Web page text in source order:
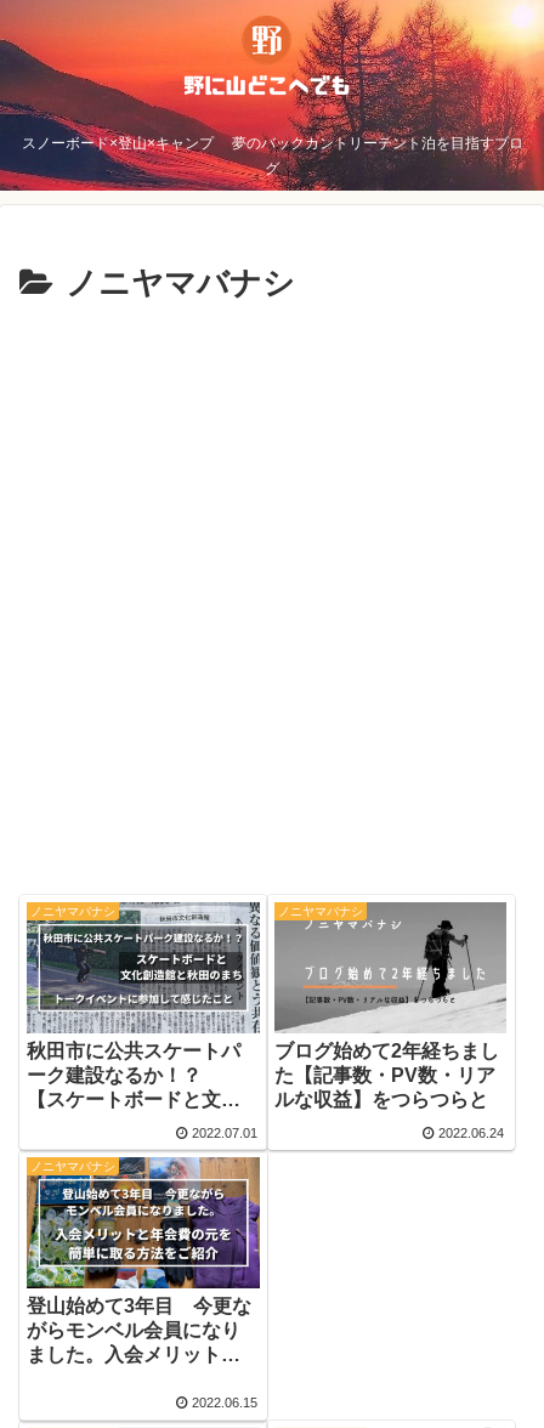
スノーボード×登山×キャンプ 夢のバックカントリーテント泊を目指すブロ
グ
ノニヤマバナシ
ノニヤマバナシ
秋田市に公共スケートパ
ーク建設なるか！？
【スケートボードと文化
創造館と秋田のまち】ト
ークイベントに参加して
感じたこと
2022.07.01
ノニヤマバナシ
ブログ始めて2年経ちまし
た【記事数・PV数・リア
ルな収益】をつらつらと
2022.06.24
ノニヤマバナシ
登山始めて3年目 今更な
がらモンベル会員になり
ました。入会メリットと
2022.06.15